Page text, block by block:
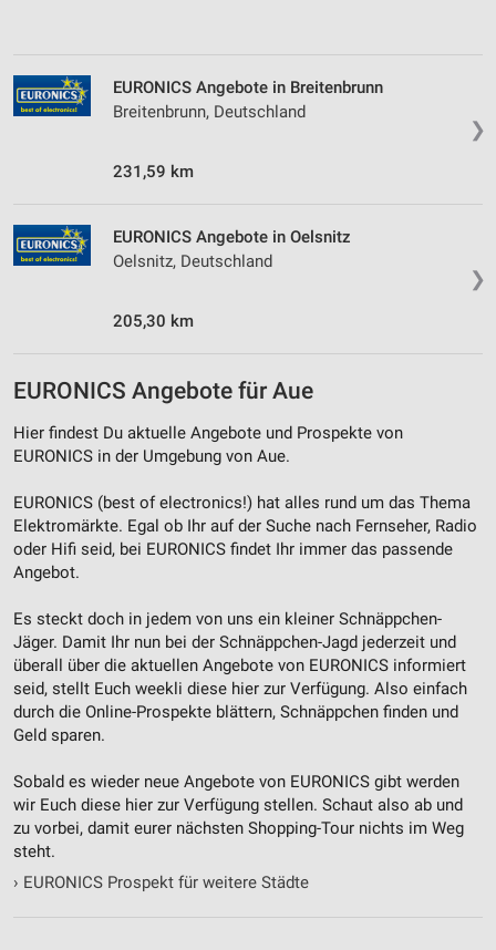
❯
EURONICS Angebote in Breitenbrunn
Breitenbrunn, Deutschland
231,59 km
❯
EURONICS Angebote in Oelsnitz
Oelsnitz, Deutschland
205,30 km
EURONICS Angebote für Aue
Hier findest Du aktuelle Angebote und Prospekte von
EURONICS in der Umgebung von Aue.
EURONICS (best of electronics!) hat alles rund um das Thema
Elektromärkte. Egal ob Ihr auf der Suche nach Fernseher, Radio
oder Hifi seid, bei EURONICS findet Ihr immer das passende
Angebot.
Es steckt doch in jedem von uns ein kleiner Schnäppchen-
Jäger. Damit Ihr nun bei der Schnäppchen-Jagd jederzeit und
überall über die aktuellen Angebote von EURONICS informiert
seid, stellt Euch weekli diese hier zur Verfügung. Also einfach
durch die Online-Prospekte blättern, Schnäppchen finden und
Geld sparen.
Sobald es wieder neue Angebote von EURONICS gibt werden
wir Euch diese hier zur Verfügung stellen. Schaut also ab und
zu vorbei, damit eurer nächsten Shopping-Tour nichts im Weg
steht.
› EURONICS Prospekt für weitere Städte
Messung der Werbeleistung
Quellen
Verwendung reduzierter Daten zur Auswahl von
Geräte anhand von aktiv angeforderten
Nicht-IAB-Verarbeitungszwecke:
Notwendig
Funktional
Werbung